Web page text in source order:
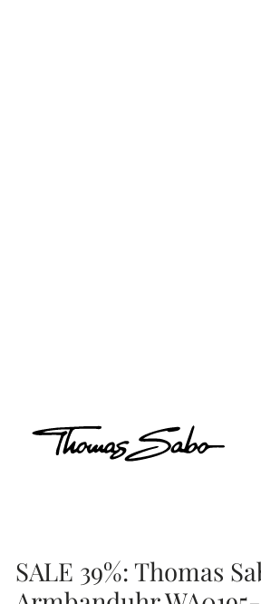
SALE 39%: Thomas